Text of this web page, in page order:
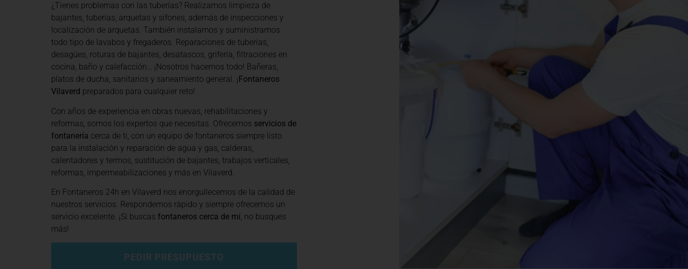
¿Tienes problemas con las tuberías? Realizamos limpieza de
bajantes, tuberías, arquetas y sifones, además de inspecciones y
localización de arquetas. También instalamos y suministramos
todo tipo de lavabos y fregaderos. Reparaciones de tuberías,
desagües, roturas de bajantes, desatascos, grifería, filtraciones en
cocina, baño y calefacción… ¡Nosotros hacemos todo! Bañeras,
platos de ducha, sanitarios y saneamiento general. ¡ Fontaneros
Vilaverd preparados para cualquier reto!
Con años de experiencia en obras nuevas, rehabilitaciones y
reformas, somos los expertos que necesitas. Ofrecemos servicios de
fontanería cerca de ti, con un equipo de fontaneros siempre listo
para la instalación y reparación de agua y gas, calderas,
calentadores y termos, sustitución de bajantes, trabajos verticales,
reformas, impermeabilizaciones y más en Vilaverd.
En Fontaneros 24h en Vilaverd nos enorgullecemos de la calidad de
nuestros servicios. Respondemos rápido y siempre ofrecemos un
servicio excelente. ¡Si buscas fontaneros cerca de mí, no busques
más!
PEDIR PRESUPUESTO